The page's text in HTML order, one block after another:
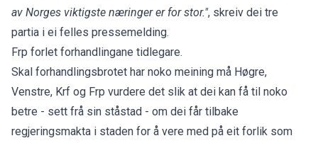
av Norges viktigste næringer er for stor.", skreiv dei tre
partia i ei felles pressemelding.
Frp forlet forhandlingane tidlegare.
Skal forhandlingsbrotet har noko meining må Høgre,
Venstre, Krf og Frp vurdere det slik at dei kan få til noko
betre - sett frå sin ståstad - om dei får tilbake
regjeringsmakta i staden for å vere med på eit forlik som